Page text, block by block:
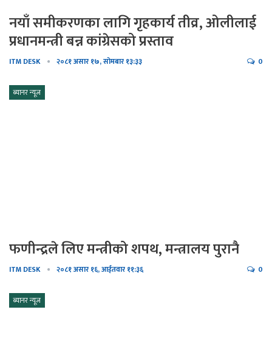
नयाँ समीकरणका लागि गृहकार्य तीव्र, ओलीलाई
प्रधानमन्त्री बन्न कांग्रेसको प्रस्ताव
ITM DESK २०८१ असार १७, सोमबार १३:३३ 0
ब्यानर न्यूज
फणीन्द्रले लिए मन्त्रीको शपथ, मन्त्रालय पुरानै
ITM DESK २०८१ असार १६, आईतवार ११:३६ 0
ब्यानर न्यूज